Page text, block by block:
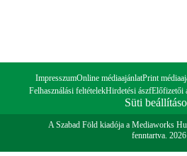
ImpresszumOnline médiaajánlatPrint
Felhasználási feltételekHirdetési ászfElőfizetői
Süti
A Szabad Föld kiadója a Mediaworks
fenntartva. 2026